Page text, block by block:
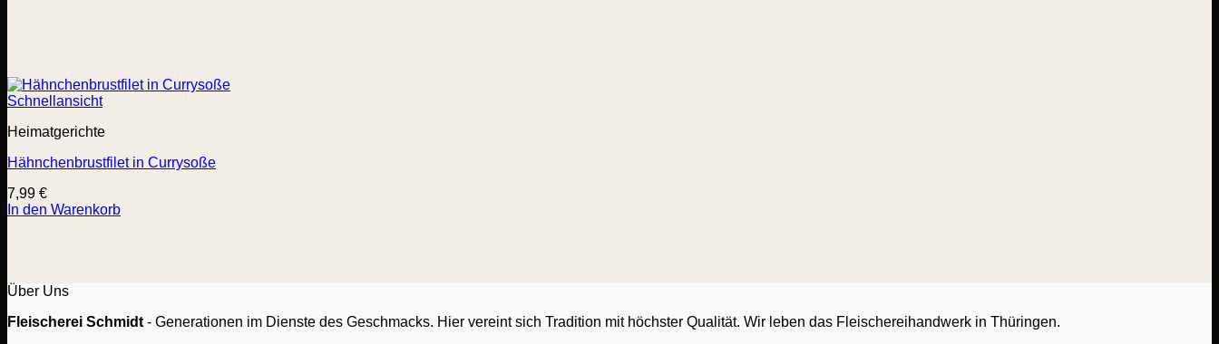
Schnellansicht
Heimatgerichte
Hähnchenbrustfilet in Currysoße
7,99 €
In den Warenkorb
Über Uns
Fleischerei Schmidt - Generationen im Dienste des Geschmacks. Hier vereint sich Tradition mit höchster Qualität. Wir leben das Fleischereihandwerk in Thüringen.